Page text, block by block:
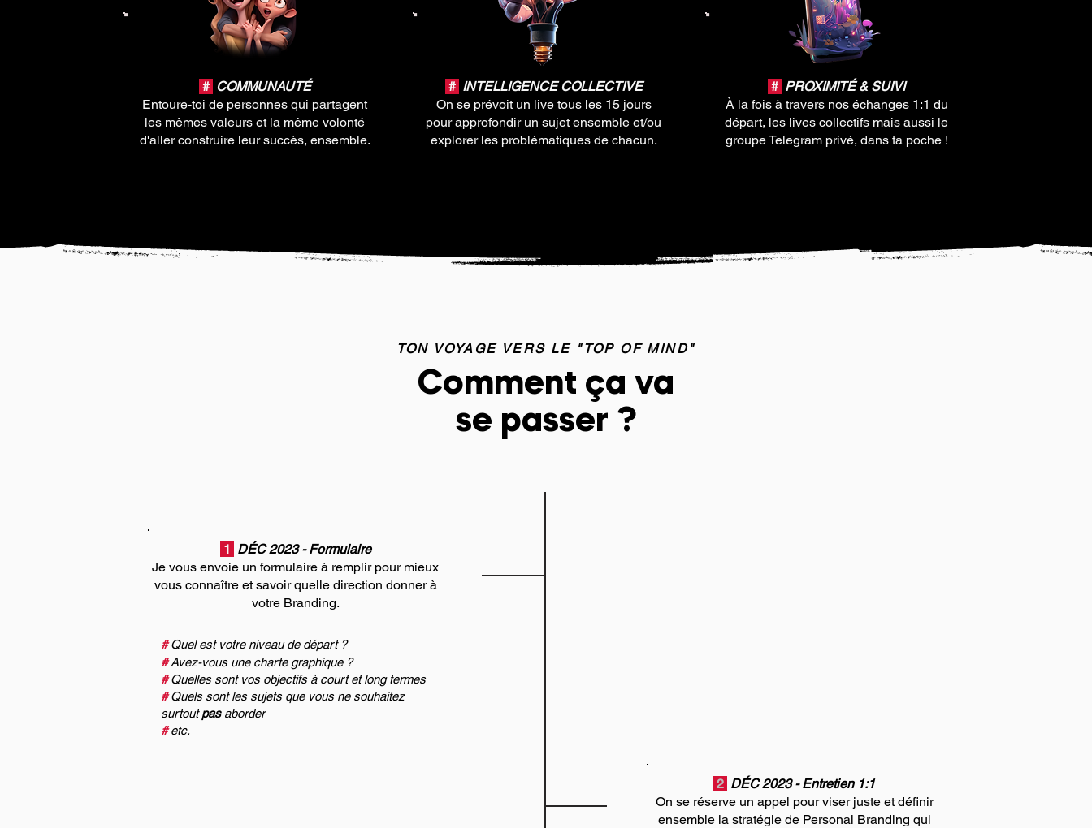
# COMMUNAUTÉ
Entoure-toi de personnes qui partagent
les mêmes valeurs et la même volonté
d'aller construire leur succès, ensemble.
# INTELLIGENCE COLLECTIVE
On se prévoit un live tous les 15 jours
pour approfondir un sujet ensemble et/ou
explorer les problématiques de chacun.
# PROXIMITÉ & SUIVI
À la fois à travers nos échanges 1:1 du
départ, les lives collectifs mais aussi le
groupe Telegram privé, dans ta poche !
TON VOYAGE VERS LE "TOP OF MIND"
Comment ça va
se passer ?
1 DÉC 2023 - Formulaire
Je vous envoie un formulaire à remplir pour mieux
vous connaître et savoir quelle direction donner à
votre Branding.
#Quel est votre niveau de départ ?
#Avez-vous une charte graphique ?
#Quelles sont vos objectifs à court et long termes
#Quels sont les sujets que vous ne souhaitez
surtoutpasaborder
#etc.
2 DÉC 2023 - Entretien 1:1
On se réserve un appel pour viser juste et définir
ensemble la stratégie de Personal Branding qui